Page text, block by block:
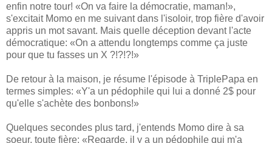
enfin notre tour! «On va faire la démocratie, maman!»,
s'excitait Momo en me suivant dans l'isoloir, trop fière d'avoir
appris un mot savant. Mais quelle déception devant l'acte
démocratique: «On a attendu longtemps comme ça juste
pour que tu fasses un X ?!?!?!»
De retour à la maison, je résume l'épisode à TriplePapa en
termes simples: «Y'a un pédophile qui lui a donné 2$ pour
qu'elle s'achète des bonbons!»
Quelques secondes plus tard, j'entends Momo dire à sa
soeur, toute fière: «Regarde, il y a un pédophile qui m'a